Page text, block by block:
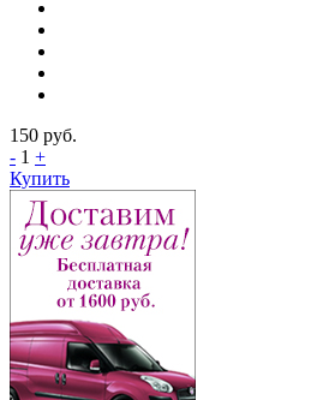
150 руб.
- 1 +
Купить